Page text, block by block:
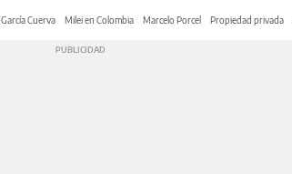
García Cuerva Milei en Colombia Marcelo Porcel Propiedad privada